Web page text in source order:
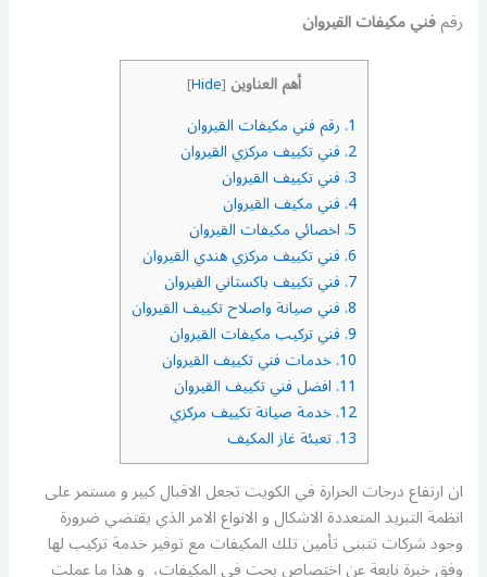
رقمفني مكيفات القيروان
أهم العناوين [
Hide
]
1. رقم فني مكيفات القيروان
2. فني تكييف مركزي القيروان
3. فني تكييف القيروان
4. فني مكيف القيروان
5. اخصائي مكيفات القيروان
6. فني تكييف مركزي هندي القيروان
7. فني تكييف باكستاني القيروان
8. فني صيانة واصلاح تكييف القيروان
9. فني تركيب مكيفات القيروان
10. خدمات فني تكييف القيروان
11. افضل فني تكييف القيروان
12. خدمة صيانة تكييف مركزي
13. تعبئة غاز المكيف
ان ارتفاع درجات الحرارة في الكويت تجعل الاقبال كبير و مستمر على
انظمة التبريد المتعددة الاشكال و الانواع الامر الذي يقتضي ضرورة
وجود شركات تتبنى تأمين تلك المكيفات مع توفير خدمة تركيب لها
وفق خبرة نابعة عن اختصاص بحت في المكيفات، و هذا ما عملت